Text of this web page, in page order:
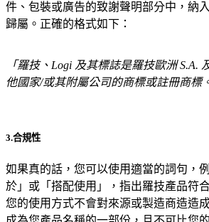
件、包裝或廣告的致謝聲明部分中，納
歸屬。正確的格式如下：
「羅技、Logi 及其標誌是羅技歐洲 S.A.
他國家/或其附屬公司的商標或註冊商標
3.合規性
如果真的話，您可以使用適當的詞句，
於」或「搭配使用」，指出羅技產品符
您的使用方式不會對來源或製造商造造